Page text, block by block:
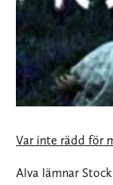
Var inte rädd för
Alva lämnar